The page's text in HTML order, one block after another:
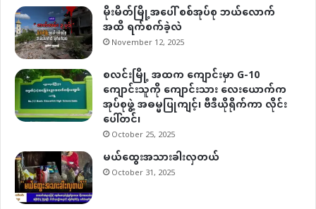
မိုးမိတ်မြို့အပေါ် စစ်အုပ်စု ဘယ်လောက်
အထိ ရက်စက်ခဲ့လဲ
November 12, 2025
စလင်းမြို့ အထက ကျောင်းမှာ G-10
ကျောင်းသူကို ကျောင်းသား လေးယောက်က
အုပ်စုဖွဲ့ အဓမ္မပြုကျင့်၊ ဗီဒီယိုရိုက်ကာ လိုင်း
ပေါ်တင်၊
October 25, 2025
မယ်ထွေးအသားခါးလှတယ်
October 31, 2025